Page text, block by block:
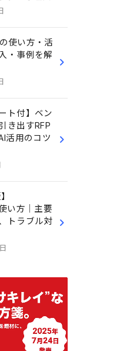
使い方・活
・事例を解
ト付】ベン
き出すRFP
活用のコツ
い方｜主要
トラブル対